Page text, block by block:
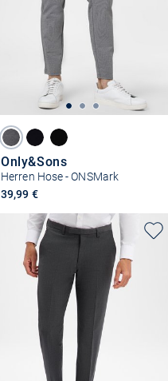
Only&Sons
Herren Hose - ONSMark
39,99 €